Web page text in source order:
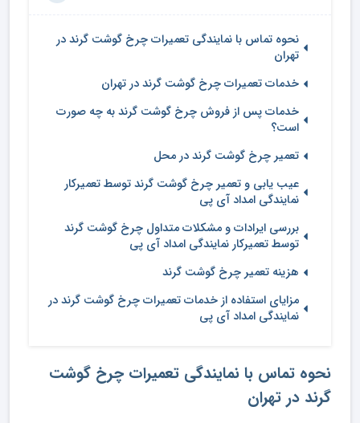
نحوه تماس با نمایندگی تعمیرات چرخ گوشت گرند در
تهران
خدمات تعمیرات چرخ گوشت گرند در تهران
خدمات پس از فروش چرخ گوشت گرند به چه صورت
است؟
تعمیر چرخ گوشت گرند در محل
عیب یابی و تعمیر چرخ گوشت گرند توسط تعمیرکار
نمایندگی امداد آی پی
بررسی ایرادات و مشکلات متداول چرخ گوشت گرند
توسط تعمیرکار نمایندگی امداد آی پی
هزینه تعمیر چرخ گوشت گرند
مزایای استفاده از خدمات تعمیرات چرخ گوشت گرند در
نمایندگی امداد آی پی
نحوه تماس با نمایندگی تعمیرات چرخ گوشت
گرند در تهران